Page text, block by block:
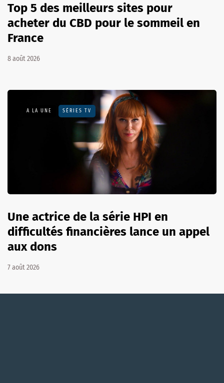
Top 5 des meilleurs sites pour
acheter du CBD pour le sommeil en
France
8 août 2026
A LA UNE SÉRIES TV
Une actrice de la série HPI en
difficultés financières lance un appel
aux dons
7 août 2026